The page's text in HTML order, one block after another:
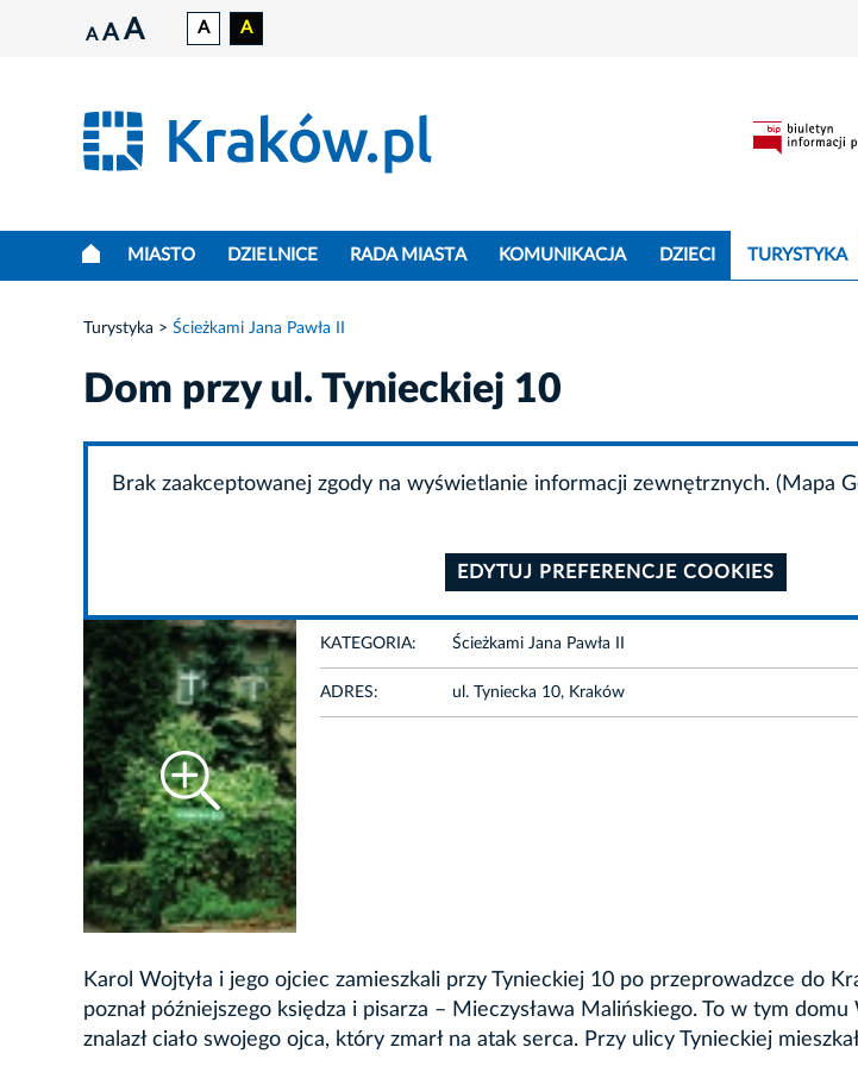
A A A A A
MIASTO DZIELNICE RADA MIASTA KOMUNIKACJA DZIECI TURYSTYKA
Turystyka Ścieżkami Jana Pawła II
Dom przy ul. Tynieckiej 10
Brak zaakceptowanej zgody na wyświetlanie informacji zewnętrznych. (Mapa
EDYTUJ PREFERENCJE COOKIES
KATEGORIA: Ścieżkami Jana Pawła II
ADRES: ul. Tyniecka 10, Kraków
Karol Wojtyła i jego ojciec zamieszkali przy Tynieckiej 10 po przeprowadzce do
poznał późniejszego księdza i pisarza – Mieczysława Malińskiego. To w tym
znalazł ciało swojego ojca, który zmarł na atak serca. Przy ulicy Tynieckiej